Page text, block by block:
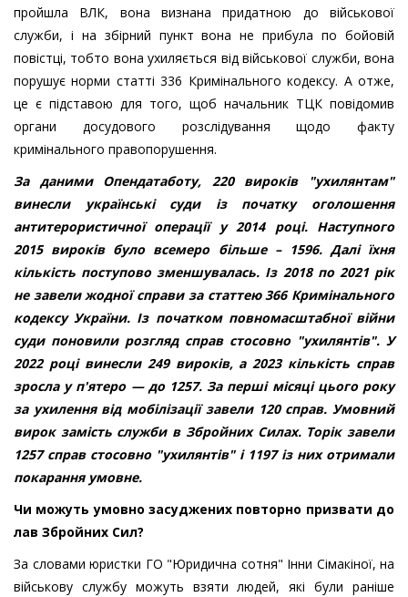
пройшла ВЛК, вона визнана придатною до військової
служби, і на збірний пункт вона не прибула по бойовій
повістці, тобто вона ухиляється від військової служби, вона
порушує норми статті 336 Кримінального кодексу. А отже,
це є підставою для того, щоб начальник ТЦК повідомив
органи досудового розслідування щодо факту
кримінального правопорушення.
За даними Опендатаботу, 220 вироків "ухилянтам"
винесли українські суди із початку оголошення
антитерористичної операції у 2014 році. Наступного
2015 вироків було всемеро більше – 1596. Далі їхня
кількість поступово зменшувалась. Із 2018 по 2021 рік
не завели жодної справи за статтею 366 Кримінального
кодексу України. Із початком повномасштабної війни
суди поновили розгляд справ стосовно "ухилянтів". У
2022 році винесли 249 вироків, а 2023 кількість справ
зросла у п'ятеро — до 1257. За перші місяці цього року
за ухилення від мобілізації завели 120 справ. Умовний
вирок замість служби в Збройних Силах. Торік завели
1257 справ стосовно "ухилянтів" і 1197 із них отримали
покарання умовне.
Чи можуть умовно засуджених повторно призвати до
лав Збройних Сил?
За словами юристки ГО "Юридична сотня" Інни Сімакіної, на
військову службу можуть взяти людей, які були раніше